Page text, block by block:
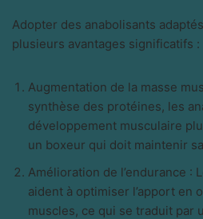
Adopter des anabolisants
plusieurs avantages significatifs :
Augmentation de la masse
synthèse des protéines, les
développement musculaire
un boxeur qui doit maintenir
Amélioration de l’endurance :
aident à optimiser l’apport en
muscles, ce qui se traduit par